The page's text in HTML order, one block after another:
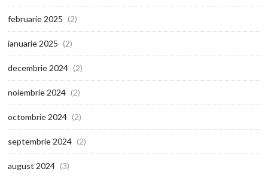
februarie 2025 (2)
ianuarie 2025 (2)
decembrie 2024 (2)
noiembrie 2024 (2)
octombrie 2024 (2)
septembrie 2024 (2)
august 2024 (3)